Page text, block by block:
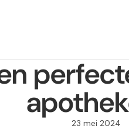
23 mei 2024